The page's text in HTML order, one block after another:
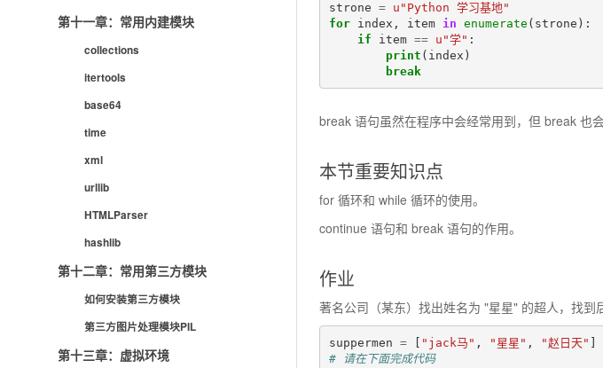
第十一章：常用内建模块
collections
itertools
base64
time
xml
urllib
HTMLParser
hashlib
第十二章：常用第三方模块
如何安装第三方模块
第三方图片处理模块PIL
第十三章：虚拟环境
strone = u "Python 学习基地"
for
index , item in enumerate ( strone ):
if
item == u "学" :
print ( index )
break
break 语句虽然在程序中会经常用到，但 break 也
本节重要知识点
for 循环和 while 循环的使用。
continue 语句和 break 语句的作用。
作业
著名公司（某东）找出姓名为 "星星" 的超人，找到
suppermen = [ "jack马" , "星星" , "赵日天" ]
# 请在下面完成代码